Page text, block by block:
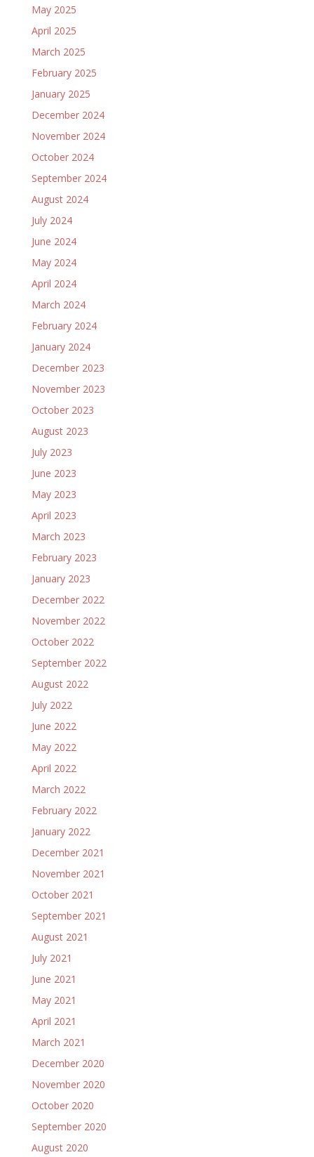
May 2025
April 2025
March 2025
February 2025
January 2025
December 2024
November 2024
October 2024
September 2024
August 2024
July 2024
June 2024
May 2024
April 2024
March 2024
February 2024
January 2024
December 2023
November 2023
October 2023
August 2023
July 2023
June 2023
May 2023
April 2023
March 2023
February 2023
January 2023
December 2022
November 2022
October 2022
September 2022
August 2022
July 2022
June 2022
May 2022
April 2022
March 2022
February 2022
January 2022
December 2021
November 2021
October 2021
September 2021
August 2021
July 2021
June 2021
May 2021
April 2021
March 2021
December 2020
November 2020
October 2020
September 2020
August 2020